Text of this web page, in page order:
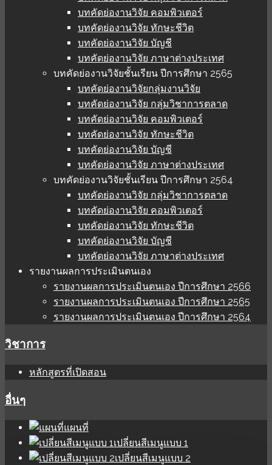
บทคัดย่องานวิจัย คอมพิวเตอร์
บทคัดย่องานวิจัย ทักษะชีวิต
บทคัดย่องานวิจัย บัญชี
บทคัดย่องานวิจัย ภาษาต่างประเทศ
บทคัดย่องานวิจัยชั้นเรียน ปีการศึกษา 2565
บทคัดย่องานวิจัยกลุ่มงานวิจัย
บทคัดย่องานวิจัย กลุ่มวิชาการตลาด
บทคัดย่องานวิจัย คอมพิวเตอร์
บทคัดย่องานวิจัย ทักษะชีวิต
บทคัดย่องานวิจัย บัญชี
บทคัดย่องานวิจัย ภาษาต่างประเทศ
บทคัดย่องานวิจัยชั้นเรียน ปีการศึกษา 2564
บทคัดย่องานวิจัย กลุ่มวิชาการตลาด
บทคัดย่องานวิจัย คอมพิวเตอร์
บทคัดย่องานวิจัย ทักษะชีวิต
บทคัดย่องานวิจัย บัญชี
บทคัดย่องานวิจัย ภาษาต่างประเทศ
รายงานผลการประเมินตนเอง
รายงานผลการประเมินตนเอง ปีการศึกษา 2566
รายงานผลการประเมินตนเอง ปีการศึกษา 2565
รายงานผลการประเมินตนเอง ปีการศึกษา 2564
วิชาการ
หลักสูตรที่เปิดสอน
อื่นๆ
แผนที่
เปลี่ยนสีเมนูแบบ 1
เปลี่ยนสีเมนูแบบ 2